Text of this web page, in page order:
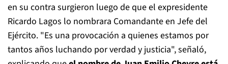
en su contra surgieron luego de que el expresidente
Ricardo Lagos lo nombrara Comandante en Jefe del
Ejército. "Es una provocación a quienes estamos por
tantos años luchando por verdad y justicia", señaló,